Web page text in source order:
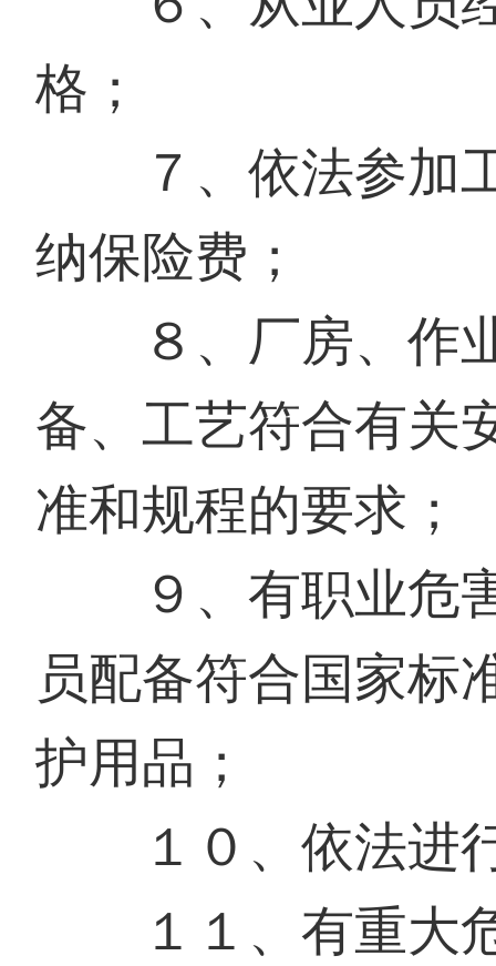
格；
７、依法参加
纳保险费；
８、厂房、作
备、工艺符合有关
准和规程的要求；
９、有职业危
员配备符合国家标
护用品；
１０、依法进
１１、有重大